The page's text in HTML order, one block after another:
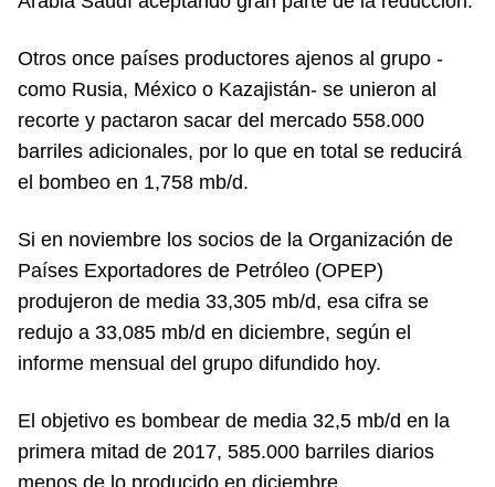
Otros once países productores ajenos al grupo -
como Rusia, México o Kazajistán- se unieron al
recorte y pactaron sacar del mercado 558.000
barriles adicionales, por lo que en total se reducirá
el bombeo en 1,758 mb/d.
Si en noviembre los socios de la Organización de
Países Exportadores de Petróleo (OPEP)
produjeron de media 33,305 mb/d, esa cifra se
redujo a 33,085 mb/d en diciembre, según el
informe mensual del grupo difundido hoy.
El objetivo es bombear de media 32,5 mb/d en la
primera mitad de 2017, 585.000 barriles diarios
menos de lo producido en diciembre.